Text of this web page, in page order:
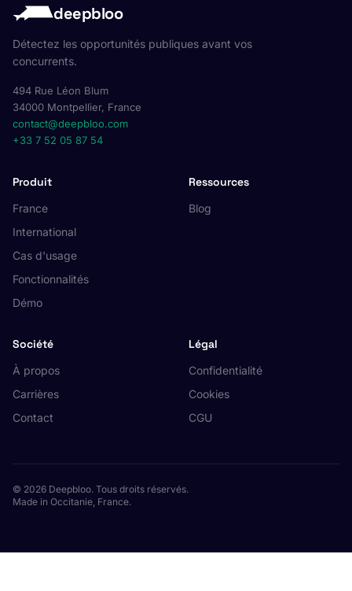
deepbloo
Détectez les opportunités publiques avant vos
concurrents.
494 Rue Léon Blum
34000 Montpellier, France
contact@deepbloo.com
+33 7 52 05 87 54
Produit
France
International
Cas d'usage
Fonctionnalités
Démo
Ressources
Blog
Société
À propos
Carrières
Contact
Légal
Confidentialité
Cookies
CGU
© 2026 Deepbloo. Tous droits réservés.
Made in Occitanie, France.